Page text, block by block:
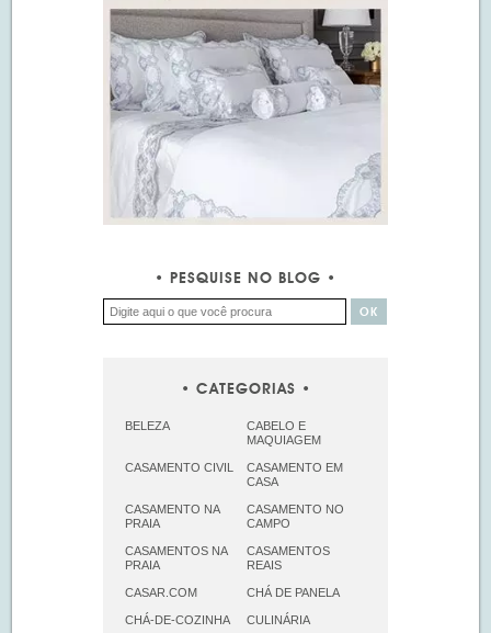
PESQUISE NO BLOG
CATEGORIAS
BELEZA
CABELO E
MAQUIAGEM
CASAMENTO CIVIL
CASAMENTO EM
CASA
CASAMENTO NA
PRAIA
CASAMENTO NO
CAMPO
CASAMENTOS NA
PRAIA
CASAMENTOS
REAIS
CASAR.COM CHÁ DE PANELA
CHÁ-DE-COZINHA CULINÁRIA